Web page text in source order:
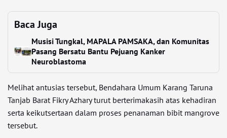
Baca Juga
Musisi Tungkal, MAPALA PAMSAKA, dan Komunitas
Pasang Bersatu Bantu Pejuang Kanker
Neuroblastoma
Melihat antusias tersebut, Bendahara Umum Karang Taruna
Tanjab Barat Fikry Azhary turut berterimakasih atas kehadiran
serta keikutsertaan dalam proses penanaman bibit mangrove
tersebut.